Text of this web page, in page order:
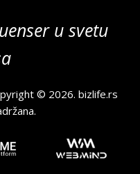
u svetu
© 2026.bizlife.rs